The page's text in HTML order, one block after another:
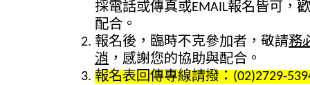
採電話或傳真或EMAIL報名皆可，
配合。
報名後，臨時不克參加者，敬請務
消 ，感謝您的協助與配合。
報名表回傳專線請撥：(02)2729-